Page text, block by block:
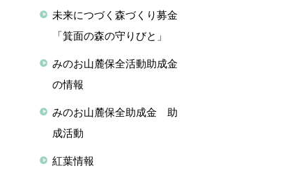
未来につづく森づくり募金
「箕面の森の守りびと」
みのお山麓保全活動助成金
の情報
みのお山麓保全助成金 助
成活動
紅葉情報